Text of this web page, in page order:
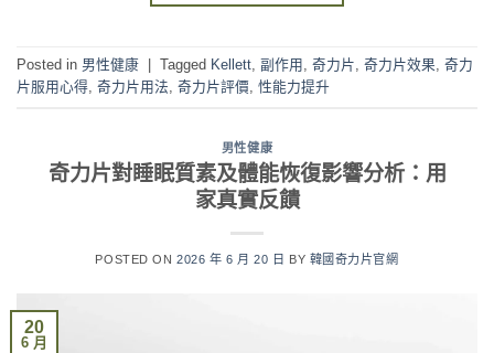
Posted in 男性健康 Tagged Kellett, 副作用 , 奇力片, 奇力片效果, 奇力
片服用心得, 奇力片用法, 奇力片評價, 性能力提升
男性健康
奇力片對睡眠質素及體能恢復影響分析：用
家真實反饋
POSTED ON2026 年 6 月 20 日 BY 韓國奇力片官網
20
6 月